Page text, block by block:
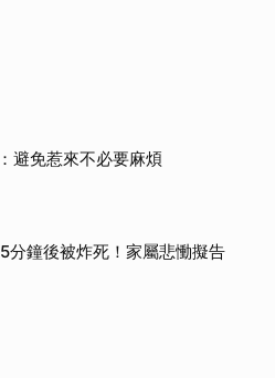
避免惹來不必要麻煩
鐘後被炸死！家屬悲慟擬告